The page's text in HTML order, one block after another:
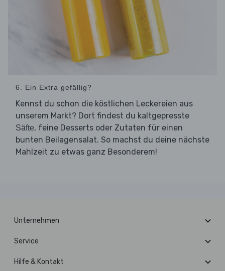
6. Ein Extra gefällig?
Kennst du schon die köstlichen Leckereien aus
unserem Markt? Dort findest du kaltgepresste
Säfte, feine Desserts oder Zutaten für einen
bunten Beilagensalat. So machst du deine nächste
Mahlzeit zu etwas ganz Besonderem!
Unternehmen
Service
Hilfe & Kontakt